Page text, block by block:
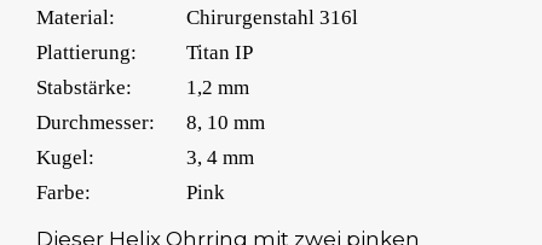
Material:
Chirurgenstahl 316l
Plattierung:
Titan IP
Stabstärke:
1,2 mm
Durchmesser:
8, 10 mm
Kugel:
3, 4 mm
Farbe:
Pink
Dieser Helix Ohrring mit zwei pinken